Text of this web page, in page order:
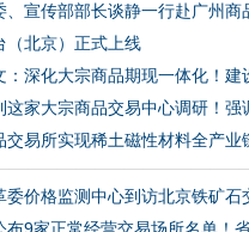
、宣传部部长谈静一行赴广州商
（北京）正式上线
：深化大宗商品期现一体化！
这家大宗商品交易中心调研！强
交易所实现稀土磁性材料全产业
委价格监测中心到访北京铁矿石